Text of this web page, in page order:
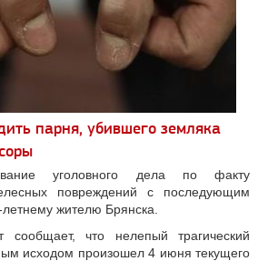
парня, убившего земляка
уголовного дела по факту
повреждений с последующим
жителю Брянска.
сообщает, что нелепый трагический
исходом произошел 4 июня текущего